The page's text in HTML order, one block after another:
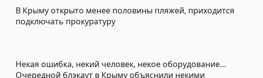
В Крыму открыто менее половины пляжей, приходится
подключать прокуратуру
Некая ошибка, некий человек, некое оборудование…
Очередной блэкаут в Крыму объяснили некими